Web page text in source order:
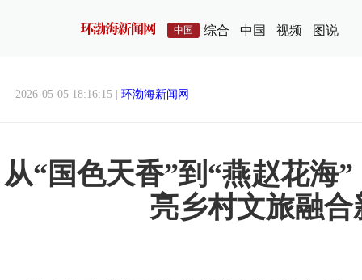
中国 综合 中国 视频 图说
2026-05-05 18:16:15 | 环渤海新闻网
从“国色天香”到“燕赵花海
亮乡村文旅融合